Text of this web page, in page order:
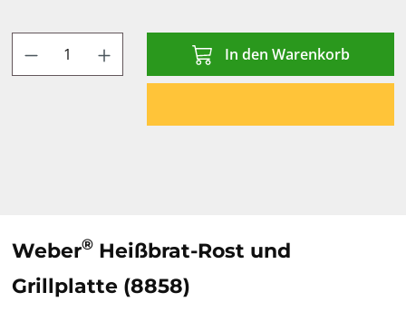
Produkt Anzahl: Gib den gewünschten
In den Warenkorb
Weber® Heißbrat-Rost und
Grillplatte (8858)